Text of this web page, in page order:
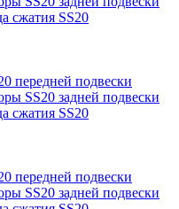
сжатия SS20
передней подвески
SS20 задней подвески
сжатия SS20
передней подвески
SS20 задней подвески